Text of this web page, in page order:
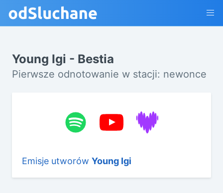
Young Igi - Bestia
Pierwsze odnotowanie w stacji: newonce
Emisje utworów Young Igi